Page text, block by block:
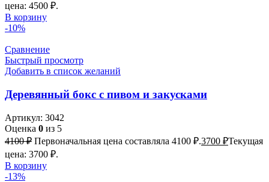
цена: 4500 ₽.
В корзину
-10%
Сравнение
Быстрый просмотр
Добавить в список желаний
Деревянный бокс с пивом и закусками
Артикул: 3042
Оценка 0 из 5
4100₽ Первоначальная цена составляла 4100 ₽.3700 ₽Текущая
цена: 3700 ₽.
В корзину
-13%